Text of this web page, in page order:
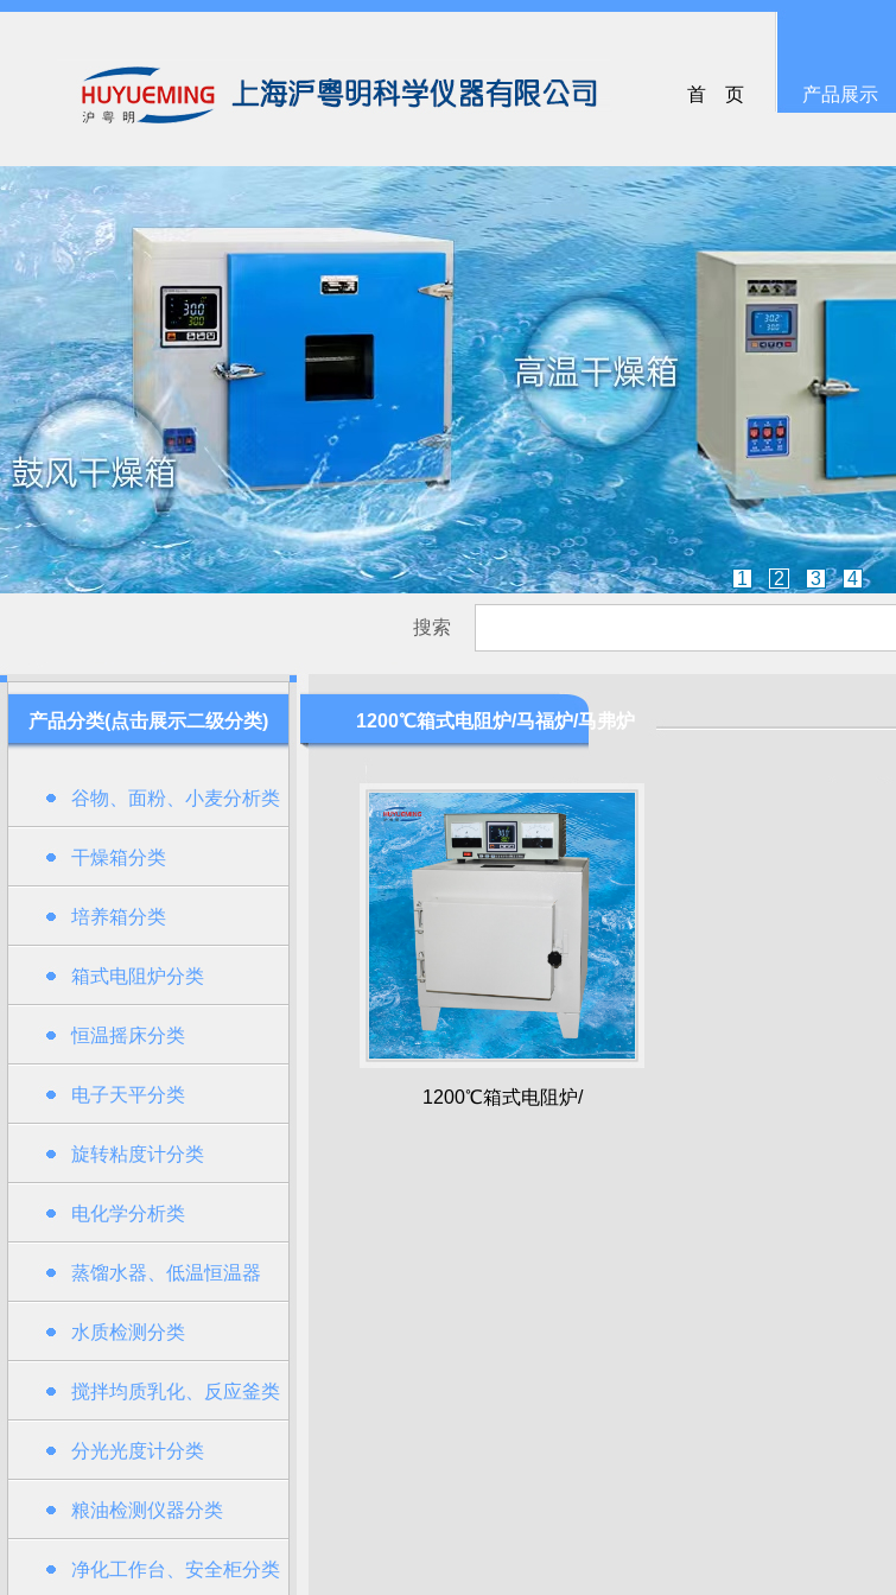
首 页 产品展示
1 2 3 4
搜索
产品分类(点击展示二级分类)
谷物、面粉、小麦分析类
干燥箱分类
培养箱分类
箱式电阻炉分类
恒温摇床分类
电子天平分类
旋转粘度计分类
电化学分析类
蒸馏水器、低温恒温器
水质检测分类
搅拌均质乳化、反应釜类
分光光度计分类
粮油检测仪器分类
净化工作台、安全柜分类
1200℃箱式电阻炉/马福炉/马弗炉
1200℃箱式电阻炉/